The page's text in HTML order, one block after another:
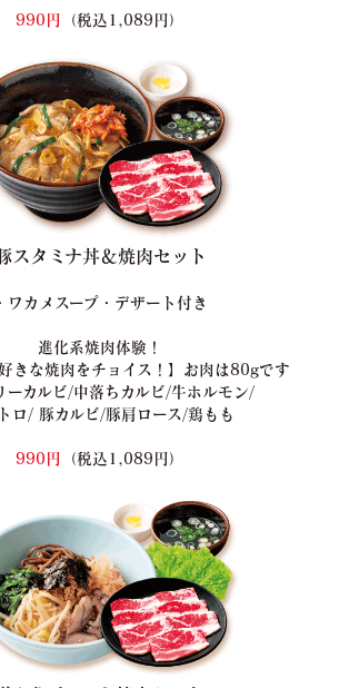
990円 （税込1,089円）
スタミナ丼＆焼肉セット
ワカメスープ・デザート付き
進化系焼肉体験！
きな焼肉をチョイス！】お肉は80gです
ーカルビ/中落ちカルビ/牛ホルモン/
ロ/ 豚カルビ/豚肩ロース/鶏もも
990円 （税込1,089円）